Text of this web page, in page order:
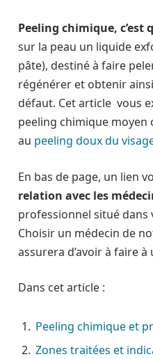
Peeling chimique, c’est
sur la peau un liquide
pâte), destiné à faire
régénérer et obtenir
défaut. Cet article vous
peeling chimique
au peeling doux du
En bas de page, un lien
relation avec les
professionnel situé
Choisir un médecin de
assurera d’avoir à faire
Dans cet article :
Peeling chimique et
Zones traitées et